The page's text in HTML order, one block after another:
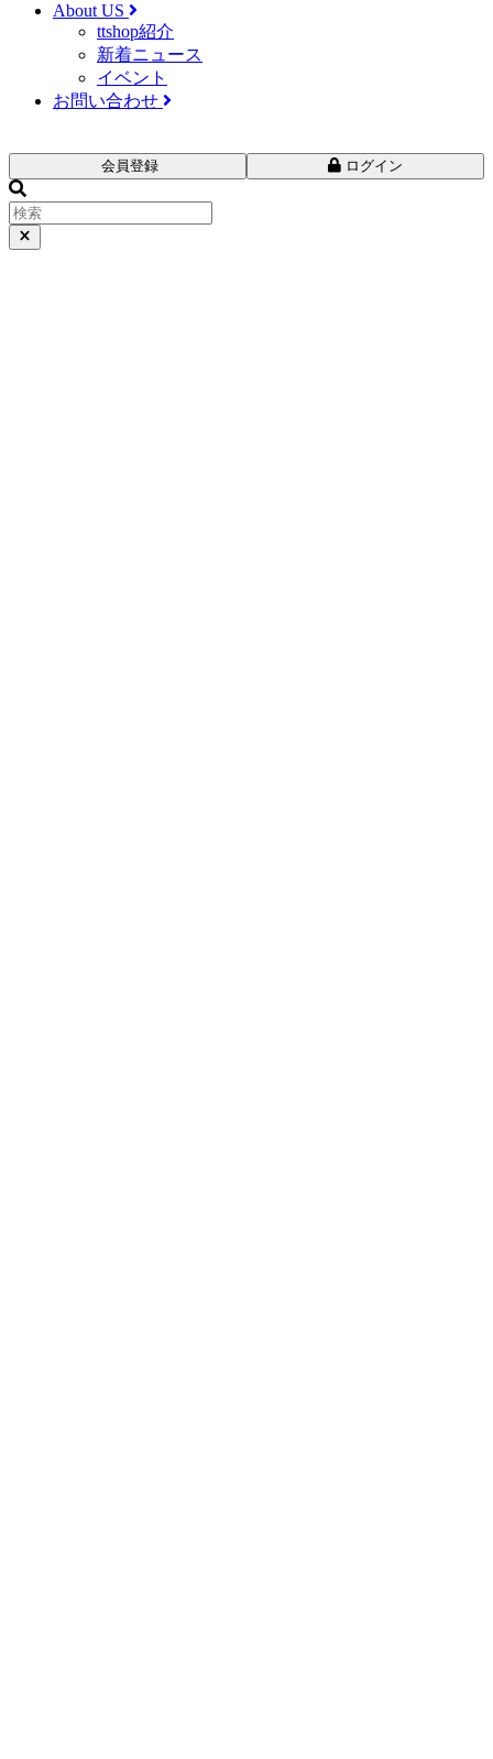
About US
ttshop紹介
新着ニュース
イベント
お問い合わせ
会員登録 ログイン